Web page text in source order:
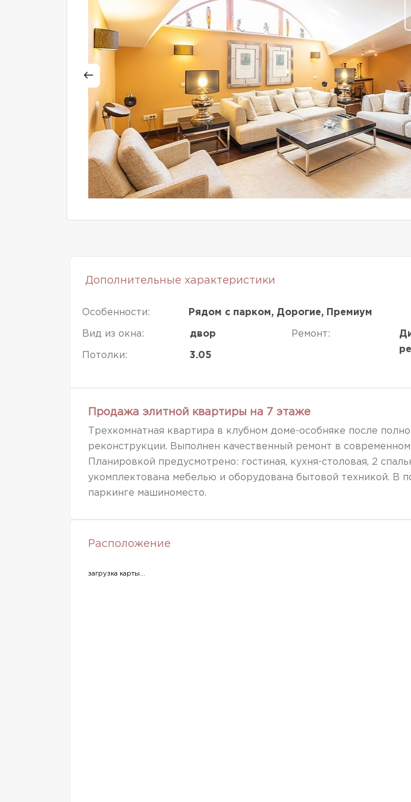
Дополнительные характеристики
Особенности: Рядом с парком, Дорогие, Премиум
Вид из окна: двор
Потолки: 3.05
Ремонт:
Продажа элитной квартиры на 7 этаже
Трехкомнатная квартира в клубном доме-особняке после
реконструкции. Выполнен качественный ремонт в современном
Планировкой предусмотрено: гостиная, кухня-столовая, 2
укомплектована мебелью и оборудована бытовой техникой. В
паркинге машиноместо.
Расположение
загрузка карты...